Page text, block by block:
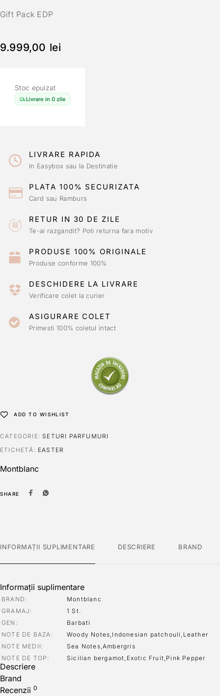
Gift Pack EDP
9.999,00 lei
Stoc epuizat
Livrare in 0 zile
LIVRARE RAPIDA
In Easybox sau la Destinatie
PLATA 100% SECURIZATA
Card sau Ramburs
RETUR IN 30 DE ZILE
Te-ai razgandit? Poti returna fara motiv
PRODUSE 100% ORIGINALE
Produse conforme 100%
DESCHIDERE LA LIVRARE
Verificare colet la curier
ASIGURARE COLET
Primesti 100% coletul intact
ADD TO WISHLIST
CATEGORIE: SETURI PARFUMURI
ETICHETĂ: EASTER
Montblanc
SHARE
INFORMAȚII SUPLIMENTARE DESCRIERE BRAND
Informații suplimentare
BRAND
Montblanc
GRAMAJ
1 St.
GEN
Barbati
NOTE DE BAZA
Woody Notes,Indonesian patchouli,Leather
NOTE MEDII
Sea Notes,Ambergris
NOTE DE TOP
Sicilian bergamot,Exotic Fruit,Pink Pepper
Descriere
Brand
Recenzii 0